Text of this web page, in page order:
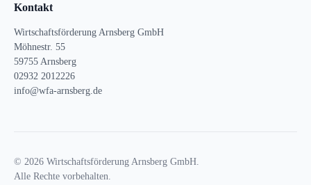
Kontakt
Wirtschaftsförderung Arnsberg GmbH
Möhnestr. 55
59755 Arnsberg
02932 2012226
info@wfa-arnsberg.de
© 2026 Wirtschaftsförderung Arnsberg GmbH.
Alle Rechte vorbehalten.